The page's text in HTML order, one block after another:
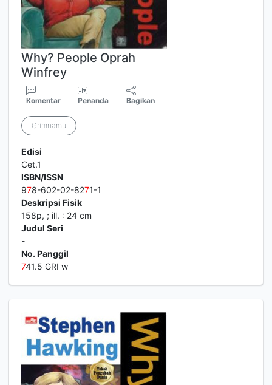
Why? People Oprah
Winfrey
Komentar Penanda Bagikan
Grimnamu
Edisi
Cet.1
ISBN/ISSN
978-602-02-8271-1
Deskripsi Fisik
158p, ; ill. : 24 cm
Judul Seri
-
No. Panggil
741.5 GRI w